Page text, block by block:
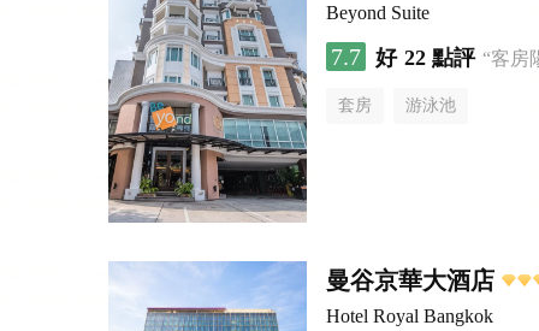
Beyond Suite
7.7 好 22 點評 “客房
套房 游泳池
曼谷京華大酒店
Hotel Royal Bangkok